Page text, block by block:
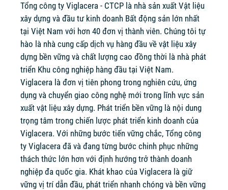
Tổng công ty Viglacera - CTCP là nhà sản xuất Vật liệu
xây dựng và đầu tư kinh doanh Bất động sản lớn nhất
tại Việt Nam với hơn 40 đơn vị thành viên. Chúng tôi tự
hào là nhà cung cấp dịch vụ hàng đầu về vật liệu xây
dựng bền vững và chất lượng cao đồng thời là nhà phát
triển Khu công nghiệp hàng đầu tại Việt Nam.
Viglacera là đơn vị tiên phong trong nghiên cứu, ứng
dụng và chuyển giao công nghệ mới trong lĩnh vực sản
xuất vật liệu xây dựng. Phát triển bền vững là nội dung
trọng tâm trong chiến lược phát triển kinh doanh của
Viglacera. Với những bước tiến vững chắc, Tổng công
ty Viglacera đã và đang từng bước chinh phục những
thách thức lớn hơn với định hướng trở thành doanh
nghiệp đa quốc gia. Khát khao của Viglacera là giữ
vững vị trí dẫn đầu, phát triển nhanh chóng và bền vững